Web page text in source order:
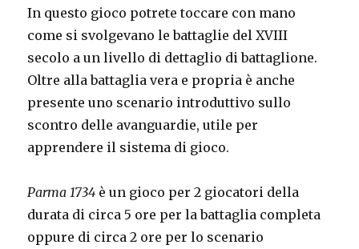
In questo gioco potrete toccare con mano
come si svolgevano le battaglie del XVIII
secolo a un livello di dettaglio di battaglione.
Oltre alla battaglia vera e propria è anche
presente uno scenario introduttivo sullo
scontro delle avanguardie, utile per
apprendere il sistema di gioco.
Parma 1734 è un gioco per 2 giocatori della
durata di circa 5 ore per la battaglia completa
oppure di circa 2 ore per lo scenario